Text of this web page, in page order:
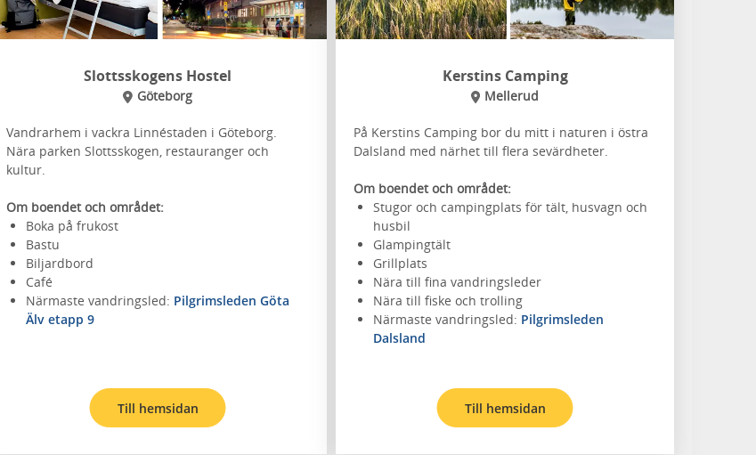
Slottsskogens Hostel
Göteborg
Vandrarhem i vackra Linnéstaden i Göteborg.
Nära parken Slottsskogen, restauranger och
kultur.
Om boendet och området:
Boka på frukost
Bastu
Biljardbord
Café
Närmaste vandringsled: Pilgrimsleden Göta
Älv etapp 9
Till hemsidan
Kerstins Camping
Mellerud
På Kerstins Camping bor du mitt i naturen i östra
Dalsland med närhet till flera sevärdheter.
Om boendet och området:
Stugor och campingplats för tält, husvagn och
husbil
Glampingtält
Grillplats
Nära till fina vandringsleder
Nära till fiske och trolling
Närmaste vandringsled: Pilgrimsleden
Dalsland
Till hemsidan